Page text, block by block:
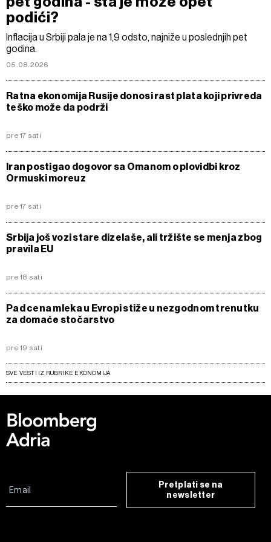
podići?
Inflacija u Srbiji pala je na 1,9 odsto, najniže u poslednjih pet
godina.
05.08.2026
Ratna ekonomija Rusije donosi rast plata koji privreda
teško može da podrži
pre 17 sati
Iran postigao dogovor sa Omanom o plovidbi kroz
Ormuski moreuz
pre 17 sati
Srbija još vozi stare dizelaše, ali tržište se menja zbog
pravila EU
pre 18 sati
Pad cena mleka u Evropi stiže u nezgodnom trenutku
za domaće stočarstvo
pre 19 sati
SVE VESTI IZ RUBRIKE EKONOMIJA
Pretplati se na
newsletter